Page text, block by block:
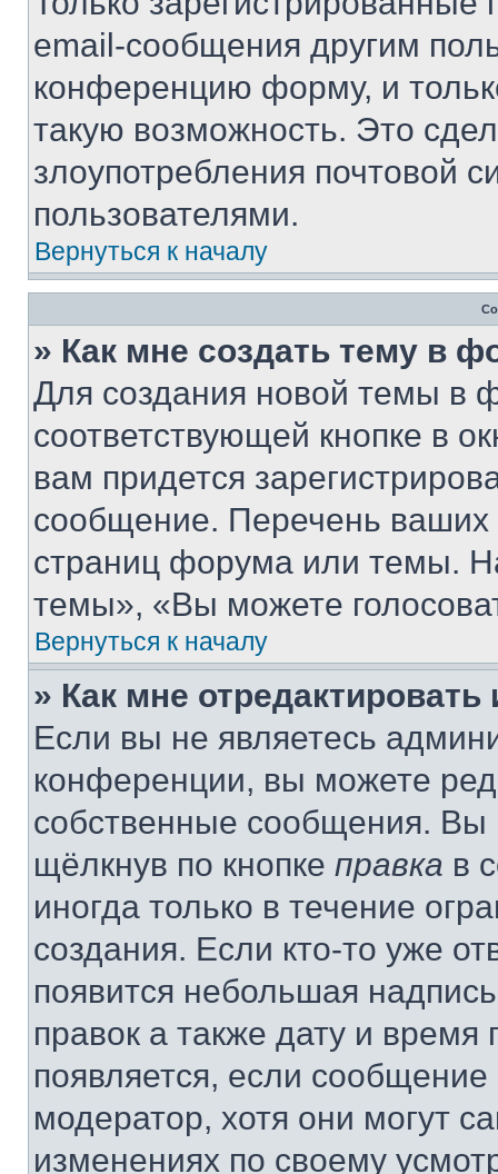
email-сообщения другим
конференцию форму, и
такую возможность. Это
злоупотребления почтовой
пользователями.
Вернуться к началу
» Как мне создать тему в
Для создания новой темы в
соответствующей кнопке в
вам придется
сообщение. Перечень ваших
страниц форума или темы.
темы», «Вы можете
Вернуться к началу
» Как мне
Если вы не являетесь
конференции, вы можете
собственные сообщения. Вы
щёлкнув по кнопке правка в
иногда только в течение
создания. Если кто-то уже
появится небольшая
правок а также дату и
появляется, если
модератор, хотя они могут
изменениях по своему